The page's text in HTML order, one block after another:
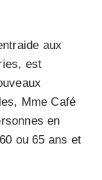
aux
est
Mme Café
en
ou 65 ans et